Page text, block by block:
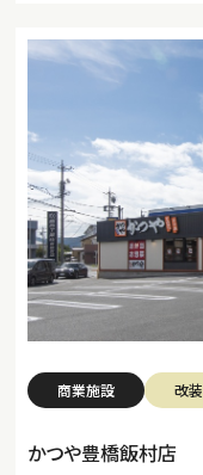
商業施設 改装
かつや豊橋飯村店